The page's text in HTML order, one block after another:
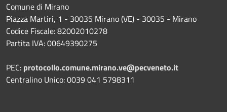
Comune di Mirano
Piazza Martiri, 1 - 30035 Mirano (VE) - 30035 - Mirano
Codice Fiscale: 82002010278
Partita IVA: 00649390275
PEC: protocollo.comune.mirano.ve@pecveneto.it
Centralino Unico: 0039 041 5798311